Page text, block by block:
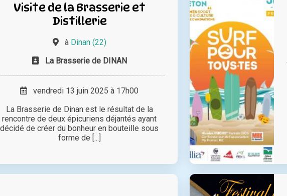
Visite de la Brasserie et
Distillerie
à Dinan (22)
La Brasserie de DINAN
vendredi 13 juin 2025 à 17h00
La Brasserie de Dinan est le résultat de la
rencontre de deux épicuriens déjantés ayant
décidé de créer du bonheur en bouteille sous
forme de [...]